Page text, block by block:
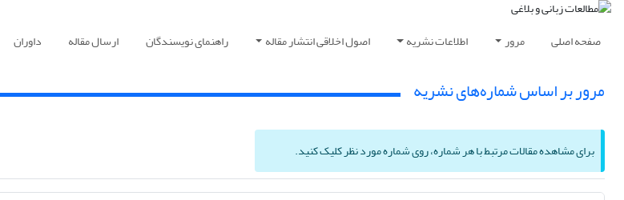
صفحه اصلی مرور اطلاعات نشریه اصول اخلاقی انتشار مقاله راهنمای نویسندگان ارسال مقاله داوران
مرور بر اساس شماره‌های نشریه
برای مشاهده مقالات مرتبط با هر شماره، روی شماره مورد نظر کلیک کنید.